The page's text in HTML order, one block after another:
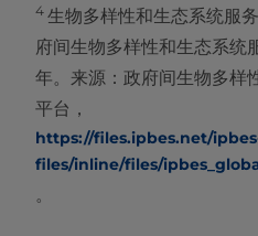
4 生物多样性和生态系统服
府间生物多样性和生态系统
年。来源：政府间生物多样
平台，
https://files.ipbes.net/
files/inline/files/
。